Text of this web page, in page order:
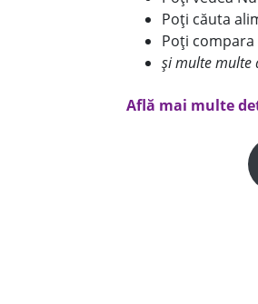
Poți căuta
Poți
și multe multe
Află mai multe